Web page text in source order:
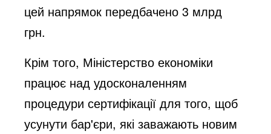
цей напрямок передбачено 3 млрд
грн.
Крім того, Міністерство економіки
працює над удосконаленням
процедури сертифікації для того, щоб
усунути бар'єри, які заважають новим